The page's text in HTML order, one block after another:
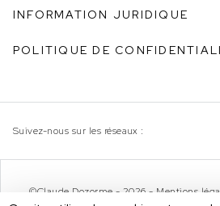
INFORMATION JURIDIQUE
POLITIQUE DE
Suivez-nous sur les réseaux :
©Claude Dozorme - 2026 - Mentions